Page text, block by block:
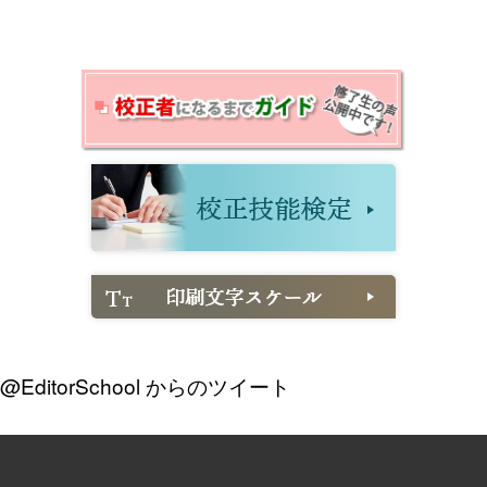
@EditorSchool からのツイート